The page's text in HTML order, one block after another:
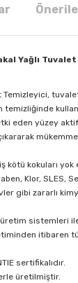
Yağlı
Temizleyici,
temizliğinde
eden yüzey
kötü kokuları yok
Klor, SLES,
gibi zararlı
sistemleri
itibaren
sertifikalıdır.
üretilmiştir.